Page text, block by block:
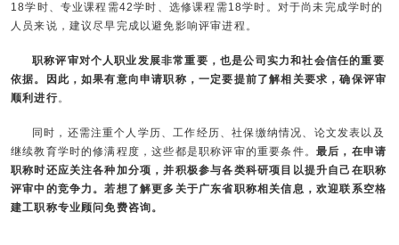
18学时、专业课程需42学时、选修课程需18学时。对于尚未完成学时的
人员来说，建议尽早完成以避免影响评审进程。
职称评审对个人职业发展非常重要，也是公司实力和社会信任的重要
依据。因此，如果有意向申请职称，一定要提前了解相关要求，确保评审
顺利进行。
同时，还需注重个人学历、工作经历、社保缴纳情况、论文发表以及
继续教育学时的修满程度，这些都是职称评审的重要条件。 最后，在申请
职称时还应关注各种加分项，并积极参与各类科研项目以提升自己在职称
评审中的竞争力。若想了解更多关于广东省职称相关信息，欢迎联系空格
建工职称专业顾问免费咨询。